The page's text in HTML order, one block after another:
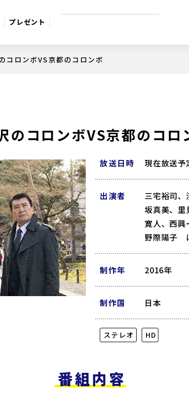
プレゼント
ロンボVS京都のコロンボ
コロンボVS京都のコロ
放送日時 現在放送予
出演者
三宅裕司
坂真美、里
寛人、西興
野際陽子
制作年 2016年
制作国 日本
ステレオ HD
番組内容